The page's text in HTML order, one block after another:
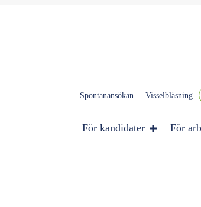
Spontanansökan Visselblåsning
För kandidater För